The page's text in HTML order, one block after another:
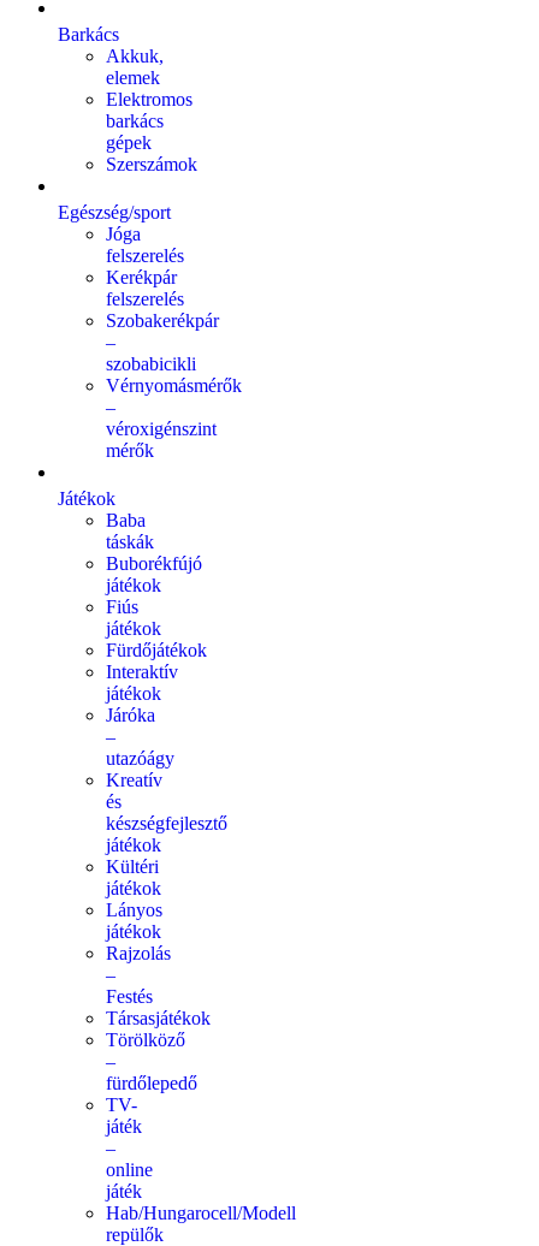
Barkács
Akkuk,
elemek
Elektromos
barkács
gépek
Szerszámok
Egészség/sport
Jóga
felszerelés
Kerékpár
felszerelés
Szobakerékpár
–
szobabicikli
Vérnyomásmérők
–
véroxigénszint
mérők
Játékok
Baba
táskák
Buborékfújó
játékok
Fiús
játékok
Fürdőjátékok
Interaktív
játékok
Járóka
–
utazóágy
Kreatív
és
készségfejlesztő
játékok
Kültéri
játékok
Lányos
játékok
Rajzolás
–
Festés
Társasjátékok
Törölköző
–
fürdőlepedő
TV-
játék
–
online
játék
Hab/Hungarocell/Modell
repülők